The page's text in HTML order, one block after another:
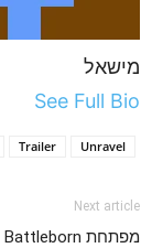
מישאל
See Full Bio
Trailer Unravel
Next article